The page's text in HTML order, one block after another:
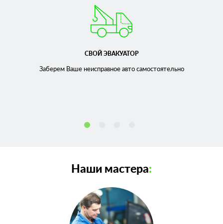
СВОЙ ЭВАКУАТОР
Заберем Ваше неисправноеавто самостоятельно
Наши мастера: